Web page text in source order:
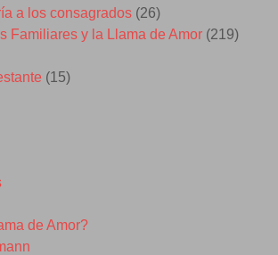
a los consagrados (26)
Familiares y la Llama de Amor (219)
(15)
de Amor?